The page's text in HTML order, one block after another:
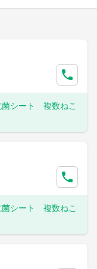
シート 複数ねこ
シート 複数ねこ